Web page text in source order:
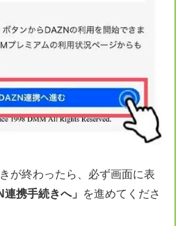
が終わったら、必ず画面に表
連携手続きへ」
を進めてくださ